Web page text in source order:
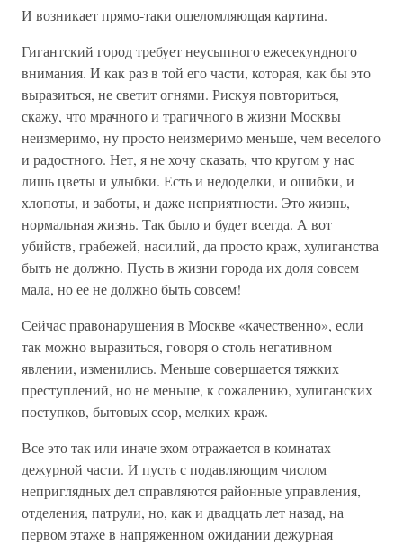
И возникает прямо-таки ошеломляющая картина.
Гигантский город требует неусыпного ежесекундного
внимания. И как раз в той его части, которая, как бы это
выразиться, не светит огнями. Рискуя повториться,
скажу, что мрачного и трагичного в жизни Москвы
неизмеримо, ну просто неизмеримо меньше, чем веселого
и радостного. Нет, я не хочу сказать, что кругом у нас
лишь цветы и улыбки. Есть и недоделки, и ошибки, и
хлопоты, и заботы, и даже неприятности. Это жизнь,
нормальная жизнь. Так было и будет всегда. А вот
убийств, грабежей, насилий, да просто краж, хулиганства
быть не должно. Пусть в жизни города их доля совсем
мала, но ее не должно быть совсем!
Сейчас правонарушения в Москве «качественно», если
так можно выразиться, говоря о столь негативном
явлении, изменились. Меньше совершается тяжких
преступлений, но не меньше, к сожалению, хулиганских
поступков, бытовых ссор, мелких краж.
Все это так или иначе эхом отражается в комнатах
дежурной части. И пусть с подавляющим числом
неприглядных дел справляются районные управления,
отделения, патрули, но, как и двадцать лет назад, на
первом этаже в напряженном ожидании дежурная